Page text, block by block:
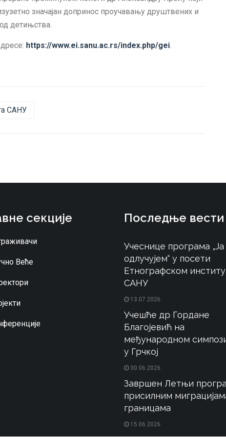
значајан допринос проучавању друштвених и
детињства.
https://www.ei.sanu.ac.rs/index.php/gei.
САНУ
секције
Веће
Последње вести
Учеснице програма „Ја
одлучујем“ у посети
Етнографском
САНУ
13.07.2026
Учешће др Гордане
Благојевић на
међународном
у Грчкој
30.06.2026
Завршен Летњи
присилним
границама
15.06.2026